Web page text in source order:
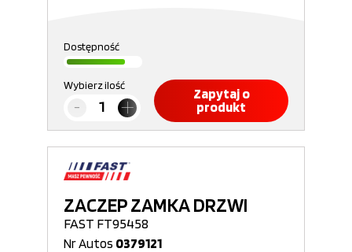
Dostępność
Wybierz ilość
Zapytaj o
produkt
ZACZEP ZAMKA DRZWI
FAST FT95458
Nr Autos 0379121